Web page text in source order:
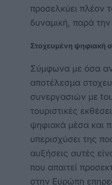
προσελκύει πλέον
δυναμική, παρά την
Στοχευμένη ψηφιακή
Σύμφωνα με όσα
αποτέλεσμα
συνεργασιών με
τουριστικές
ψηφιακά μέσα και
υπερισχύσει της
αυξήσεις αυτές
που απαιτεί
στην Ευρώπη